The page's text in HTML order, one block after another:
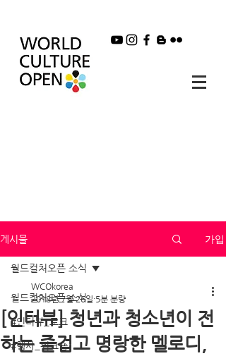
게시물 가입
월드컬처오픈 소식
#인터뷰_토크
#행사_워크숍
월드컬처오픈 소식
[인터뷰] 청년과 청소년이 전
하는 즐겁고 명랑한 멜로디,
WCOkorea
2018년 7월 26일 5분 분량